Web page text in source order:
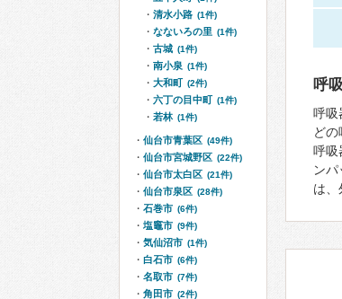
呼
呼吸
ど
呼吸
ン
は
清水小路 (1件)
なないろの里 (1件)
古城 (1件)
南小泉 (1件)
大和町 (2件)
六丁の目中町 (1件)
若林 (1件)
仙台市青葉区 (49件)
仙台市宮城野区 (22件)
仙台市太白区 (21件)
仙台市泉区 (28件)
石巻市 (6件)
塩竈市 (9件)
気仙沼市 (1件)
白石市 (6件)
名取市 (7件)
角田市 (2件)